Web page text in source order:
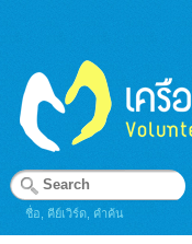
ชื่อ, คีย์เวิร์ด, คำค้น